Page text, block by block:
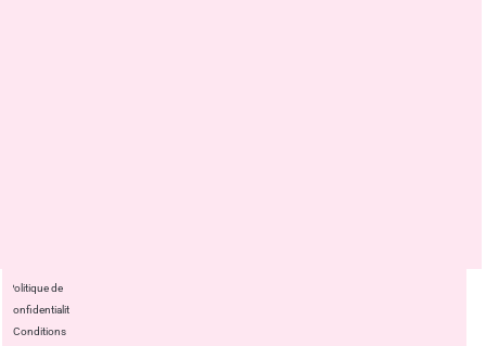
Politique de
confidentialité
Conditions